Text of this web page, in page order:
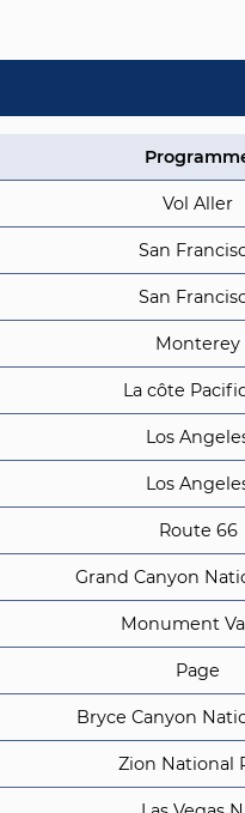
Vol Aller
San
San
Monterey
La côte
Los
Los
Route 66
Grand Canyon
Monument
Page
Bryce Canyon
Zion National